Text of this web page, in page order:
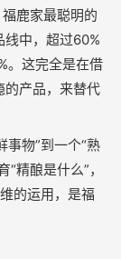
鹿家最聪明的
中，超过60%
。这完全是在借
的产品，来替代
事物”到一个“熟
精酿是什么”，
的运用，是福